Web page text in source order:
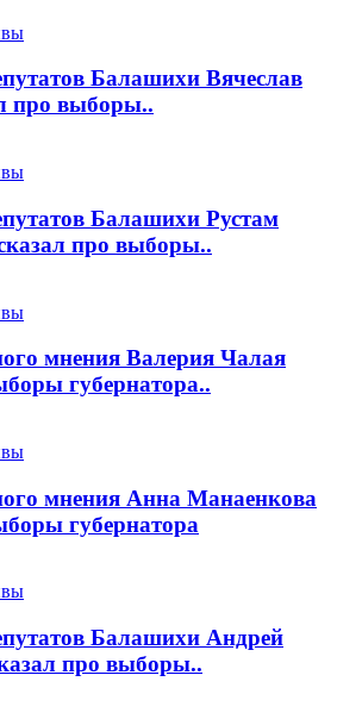
Балашихи Вячеслав
про выборы..
Балашихи Рустам
про выборы..
мнения Валерия Чалая
губернатора..
мнения Анна Манаенкова
губернатора
Балашихи Андрей
про выборы..